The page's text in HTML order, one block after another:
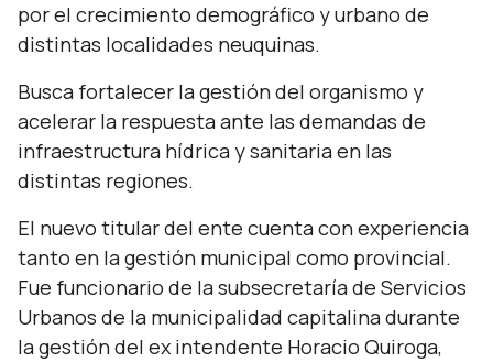
por el crecimiento demográfico y urbano de
distintas localidades neuquinas.
Busca fortalecer la gestión del organismo y
acelerar la respuesta ante las demandas de
infraestructura hídrica y sanitaria en las
distintas regiones.
El nuevo titular del ente cuenta con experiencia
tanto en la gestión municipal como provincial.
Fue funcionario de la subsecretaría de Servicios
Urbanos de la municipalidad capitalina durante
la gestión del ex intendente Horacio Quiroga,